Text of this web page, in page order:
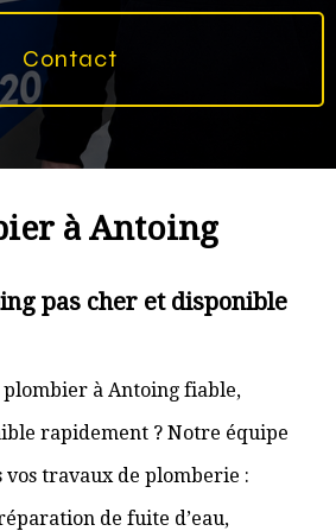
Contact
à Antoing
pas cher et disponible
plombier à Antoing fiable,
rapidement ? Notre équipe
travaux de plomberie :
de fuite d’eau,